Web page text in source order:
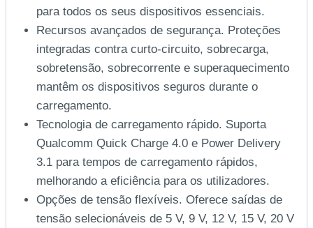
para todos os seus dispositivos essenciais.
Recursos avançados de segurança. Proteções
integradas contra curto-circuito, sobrecarga,
sobretensão, sobrecorrente e superaquecimento
mantêm os dispositivos seguros durante o
carregamento.
Tecnologia de carregamento rápido. Suporta
Qualcomm Quick Charge 4.0 e Power Delivery
3.1 para tempos de carregamento rápidos,
melhorando a eficiência para os utilizadores.
Opções de tensão flexíveis. Oferece saídas de
tensão selecionáveis de 5 V, 9 V, 12 V, 15 V, 20 V